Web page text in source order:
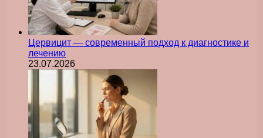
Цервицит — современный подход к диагностике и
лечению
23.07.2026